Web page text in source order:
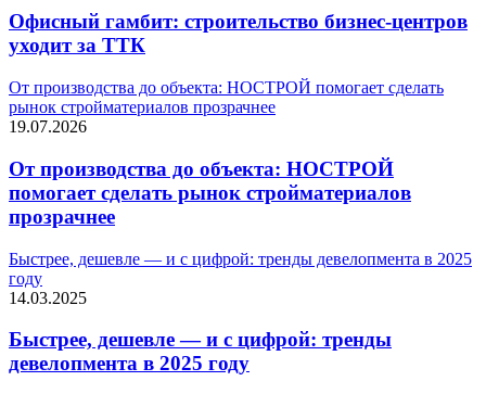
Офисный гамбит: строительство бизнес-центров
уходит за ТТК
От производства до объекта: НОСТРОЙ помогает сделать
рынок стройматериалов прозрачнее
19.07.2026
От производства до объекта: НОСТРОЙ
помогает сделать рынок стройматериалов
прозрачнее
Быстрее, дешевле — и с цифрой: тренды девелопмента в 2025
году
14.03.2025
Быстрее, дешевле — и с цифрой: тренды
девелопмента в 2025 году